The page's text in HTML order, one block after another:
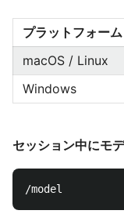
プラットフォーム
macOS / Linux
Windows
セッション中にモ